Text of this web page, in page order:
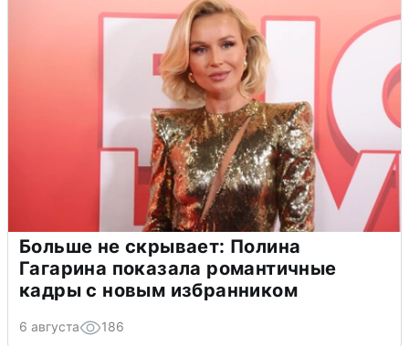
Больше не скрывает: Полина
Гагарина показала романтичные
кадры с новым избранником
6 августа 186